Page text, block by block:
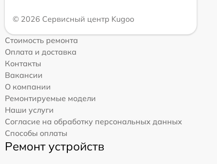
© 2026 Сервисный центр Kugoo
Стоимость ремонта
Оплата и доставка
Контакты
Вакансии
О компании
Ремонтируемые модели
Наши услуги
Согласие на обработку персональных данных
Способы оплаты
Ремонт устройств